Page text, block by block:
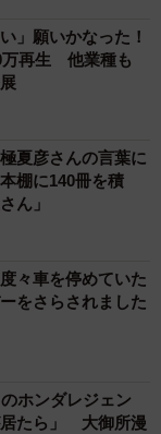
」願いかなった！
万再生 他業種も
夏彦さんの言葉に
棚に140冊を積
ん」
々車を停めていた
をさらされました
ホンダレジェン
たら」 大御所漫